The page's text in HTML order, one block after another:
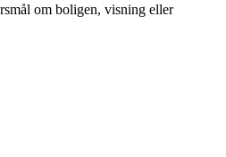
om boligen, visning eller